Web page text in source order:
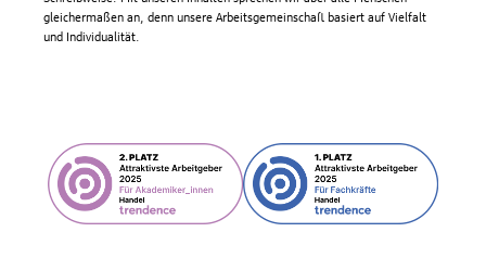
gleichermaßen an, denn unsere Arbeitsgemeinschaft basiert auf Vielfalt
und Individualität.